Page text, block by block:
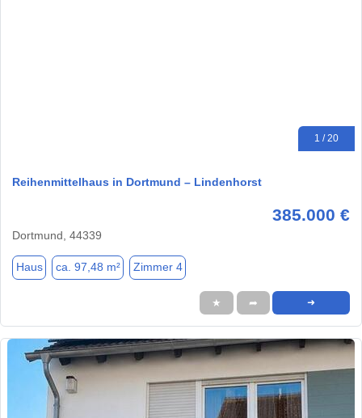
1 / 20
Reihenmittelhaus in Dortmund – Lindenhorst
385.000 €
Dortmund, 44339
Haus ca. 97,48 m² Zimmer 4
★ ➦ ➜